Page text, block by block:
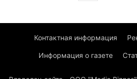
Контактная информация
Информация о газете